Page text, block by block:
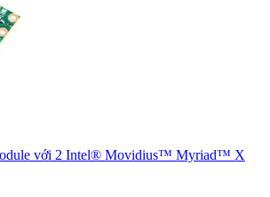
với 2 Intel® Movidius™ Myriad™ X